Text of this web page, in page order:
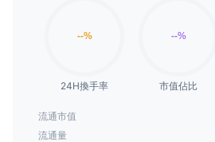
24H換手率 市值佔比
流通市值
流通量